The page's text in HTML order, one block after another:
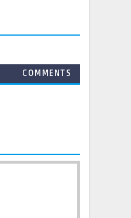
COMMENTS